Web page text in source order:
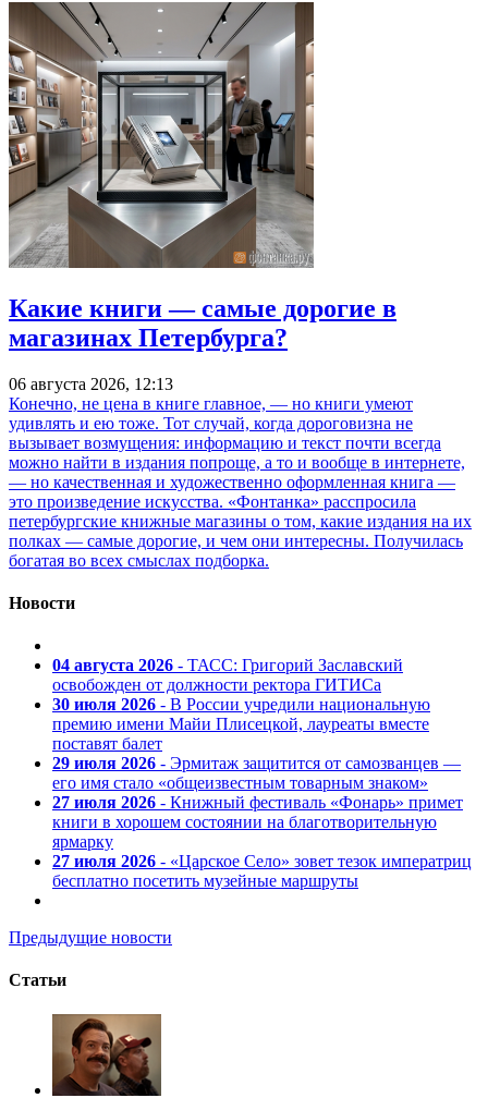
Какие книги — самые дорогие в
магазинах Петербурга?
06 августа 2026, 12:13
Конечно, не цена в книге главное, — но книги умеют
удивлять и ею тоже. Тот случай, когда дороговизна не
вызывает возмущения: информацию и текст почти всегда
можно найти в издания попроще, а то и вообще в интернете,
— но качественная и художественно оформленная книга —
это произведение искусства. «Фонтанка» расспросила
петербургские книжные магазины о том, какие издания на их
полках — самые дорогие, и чем они интересны. Получилась
богатая во всех смыслах подборка.
Новости
04 августа 2026 - ТАСС: Григорий Заславский
освобожден от должности ректора ГИТИСа
30 июля 2026 - В России учредили национальную
премию имени Майи Плисецкой, лауреаты вместе
поставят балет
29 июля 2026 - Эрмитаж защитится от самозванцев —
его имя стало «общеизвестным товарным знаком»
27 июля 2026 - Книжный фестиваль «Фонарь» примет
книги в хорошем состоянии на благотворительную
ярмарку
27 июля 2026 - «Царское Село» зовет тезок императриц
бесплатно посетить музейные маршруты
Предыдущие новости
Статьи